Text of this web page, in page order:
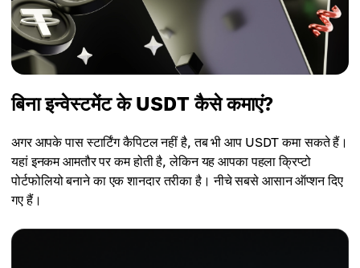
बिना इन्वेस्टमेंट के USDT कैसे कमाएं?
अगर आपके पास स्टार्टिंग कैपिटल नहीं है, तब भी आप USDT कमा सकते हैं।
यहां इनकम आमतौर पर कम होती है, लेकिन यह आपका पहला क्रिप्टो
पोर्टफोलियो बनाने का एक शानदार तरीका है। नीचे सबसे आसान ऑप्शन दिए
गए हैं।